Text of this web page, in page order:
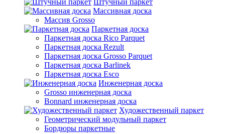
Штучный паркет
Массивная доска
Массив Grosso
Паркетная доска
Паркетная доска Rico Parquet
Паркетная доска Rezult
Паркетная доска Grosso Parquet
Паркетная доска Barlinek
Паркетная доска Esco
Инженерная доска
Grosso инженерная доска
Bonnard инженерная доска
Художественный паркет
Геометрический модульный паркет
Бордюры паркетные